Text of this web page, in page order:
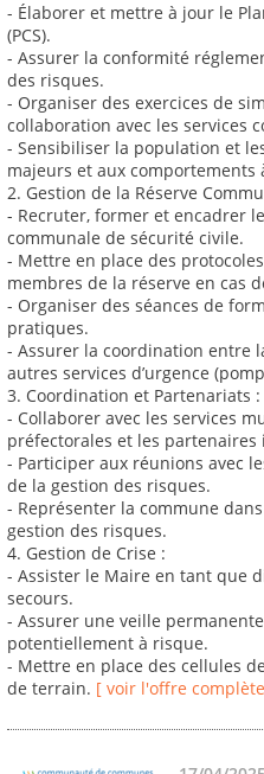
- Élaborer et mettre à jour le
(PCS).
- Assurer la conformité
des risques.
- Organiser des exercices de
collaboration avec les services
- Sensibiliser la population et
majeurs et aux comportements
2. Gestion de la Réserve
- Recruter, former et encadrer
communale de sécurité civile.
- Mettre en place des
membres de la réserve en cas
- Organiser des séances de
pratiques.
- Assurer la coordination entre
autres services d’urgence
3. Coordination et Partenariats :
- Collaborer avec les services
préfectorales et les
- Participer aux réunions avec
de la gestion des risques.
- Représenter la commune
gestion des risques.
4. Gestion de Crise :
- Assister le Maire en tant que
secours.
- Assurer une veille
potentiellement à risque.
- Mettre en place des cellules
de terrain. [ voir l'offre